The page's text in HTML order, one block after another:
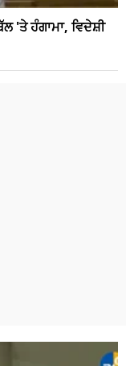
'ਤੇ ਹੰਗਾਮਾ, ਵਿਦੇਸ਼ੀ